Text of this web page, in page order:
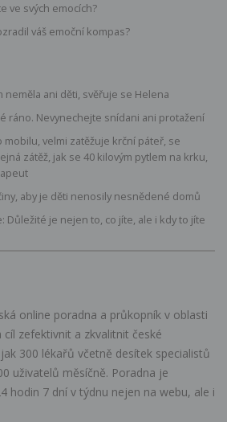
ve svých emocích?
váš emoční kompas?
neměla ani děti, svěřuje se Helena
ráno. Nevynechejte snídani ani protažení
velmi zatěžuje krční páteř, se
zátěž, jak se 40 kilovým pytlem na krku,
aby je děti nenosily nesnědené domů
Důležité je nejen to, co jíte, ale i kdy to jíte
online poradna a průkopník v oblasti
zefektivnit a zkvalitnit české
300 lékařů včetně desítek specialistů
uživatelů měsíčně. Poradna je
hodin 7 dní v týdnu nejen na webu, ale i